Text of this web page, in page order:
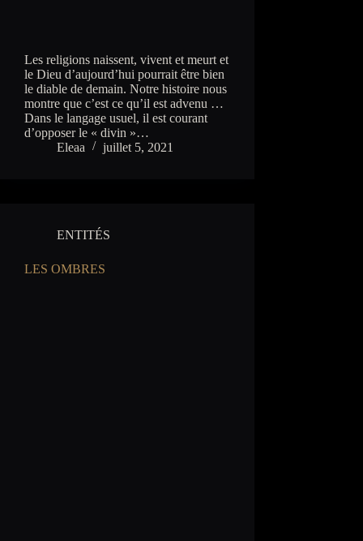
Les religions naissent, vivent et meurt et
le Dieu d’aujourd’hui pourrait être bien
le diable de demain. Notre histoire nous
montre que c’est ce qu’il est advenu …
Dans le langage usuel, il est courant
d’opposer le « divin »…
Eleaa
juillet 5, 2021
ENTITÉS
LES OMBRES